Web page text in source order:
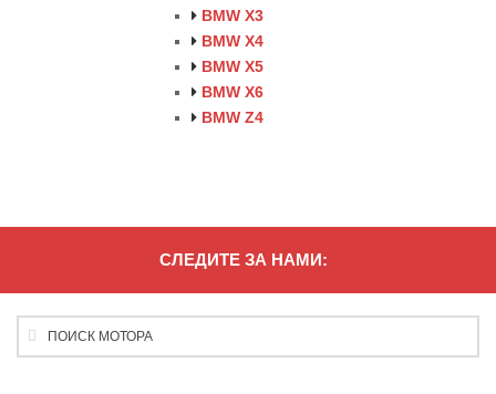
BMW X3
BMW X4
BMW X5
BMW X6
BMW Z4
СЛЕДИТЕ ЗА НАМИ: